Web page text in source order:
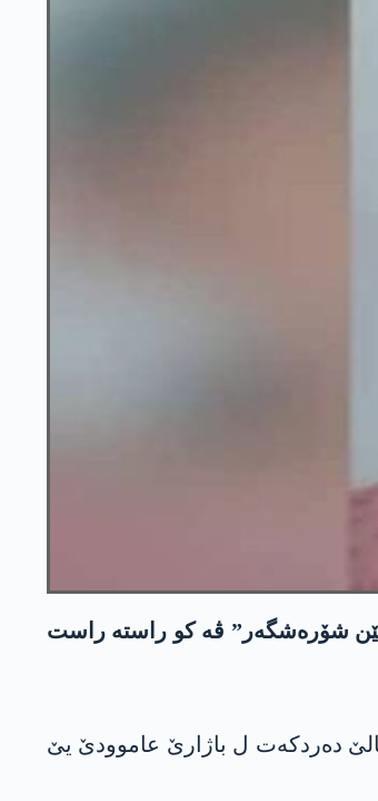
ب ناڤێ “جوانێن شۆرەشگەر” ڤە کو راستە راست
دوشەمبێ 16 شباتا 2024 دەما ل گەل برایێ خوە ژ مالێ دەردکەت ل باژارێ عاموودێ یێ